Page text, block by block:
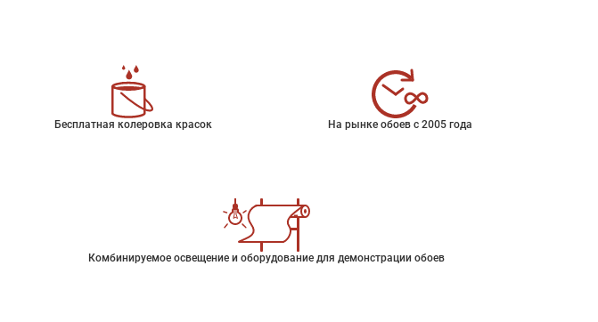
Бесплатная колеровка красок На рынке обоев с 2005 года
Комбинируемое освещение и оборудование для демонстрации обоев